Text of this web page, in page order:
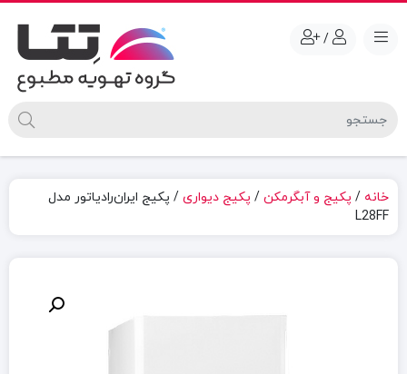
/
خانه / پکیج و آبگرمکن / پکیج دیواری / پکیج ایران‌رادیاتور مدل
L28FF